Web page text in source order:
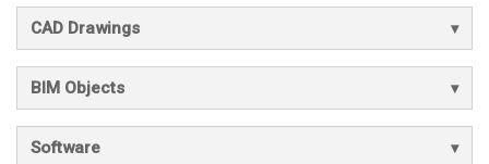
CAD Drawings
BIM Objects
Software